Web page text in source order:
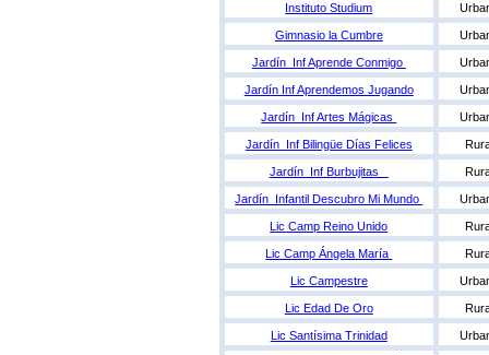
Instituto Studium
Gimnasio la Cumbre
Jardín Inf Aprende Conmigo
Jardín Inf Aprendemos Jugando
Jardín Inf Artes Mágicas
Jardín Inf Bilingüe Días Felices
Jardín Inf Burbujitas
Jardín Infantil Descubro Mi Mundo
Lic Camp Reino Unido
Lic Camp Ángela María
Lic Campestre
Lic Edad De Oro
Lic Santísima Trinidad